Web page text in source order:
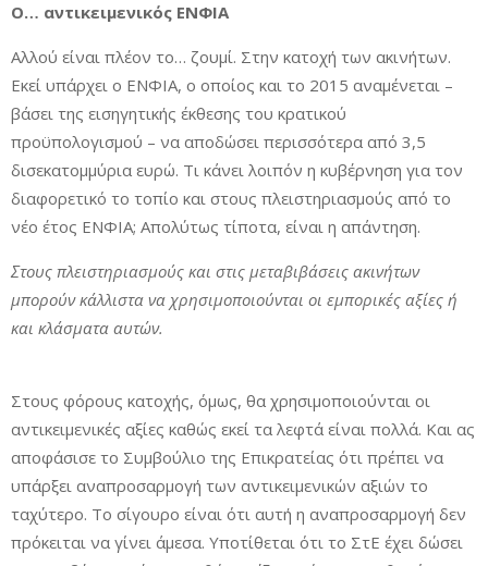
Ο… αντικειμενικός ΕΝΦΙΑ
Αλλού είναι πλέον το… ζουμί. Στην κατοχή των ακινήτων.
Εκεί υπάρχει ο ΕΝΦΙΑ, ο οποίος και το 2015 αναμένεται –
βάσει της εισηγητικής έκθεσης του κρατικού
προϋπολογισμού – να αποδώσει περισσότερα από 3,5
δισεκατομμύρια ευρώ. Τι κάνει λοιπόν η κυβέρνηση για τον
διαφορετικό το τοπίο και στους πλειστηριασμούς από το
νέο έτος ΕΝΦΙΑ; Απολύτως τίποτα, είναι η απάντηση.
Στους πλειστηριασμούς και στις μεταβιβάσεις ακινήτων
μπορούν κάλλιστα να χρησιμοποιούνται οι εμπορικές αξίες ή
και κλάσματα αυτών.
Στους φόρους κατοχής, όμως, θα χρησιμοποιούνται οι
αντικειμενικές αξίες καθώς εκεί τα λεφτά είναι πολλά. Και ας
αποφάσισε το Συμβούλιο της Επικρατείας ότι πρέπει να
υπάρξει αναπροσαρμογή των αντικειμενικών αξιών το
ταχύτερο. Το σίγουρο είναι ότι αυτή η αναπροσαρμογή δεν
πρόκειται να γίνει άμεσα. Υποτίθεται ότι το ΣτΕ έχει δώσει